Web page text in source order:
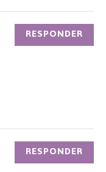
RESPONDER
RESPONDER